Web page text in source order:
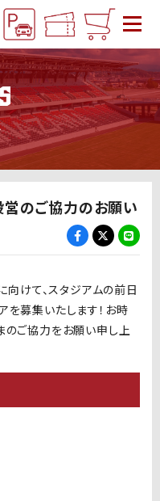
のご協力のお願い
けて、スタジアムの前日
を募集いたします！お時
のご協力をお願い申し上